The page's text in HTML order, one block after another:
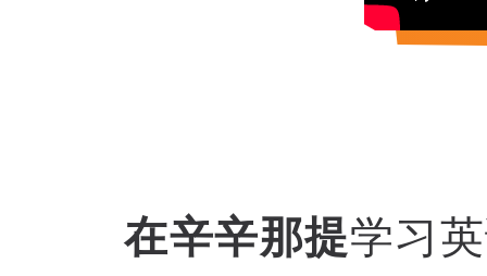
在辛辛那提学习